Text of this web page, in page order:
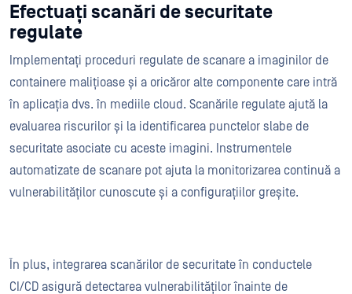
Efectuați scanări de securitate
regulate
Implementați proceduri regulate de scanare a imaginilor de
containere malițioase și a oricăror alte componente care intră
în aplicația dvs. în mediile cloud. Scanările regulate ajută la
evaluarea riscurilor și la identificarea punctelor slabe de
securitate asociate cu aceste imagini. Instrumentele
automatizate de scanare pot ajuta la monitorizarea continuă a
vulnerabilităților cunoscute și a configurațiilor greșite.
În plus, integrarea scanărilor de securitate în conductele
CI/CD asigură detectarea vulnerabilităților înainte de